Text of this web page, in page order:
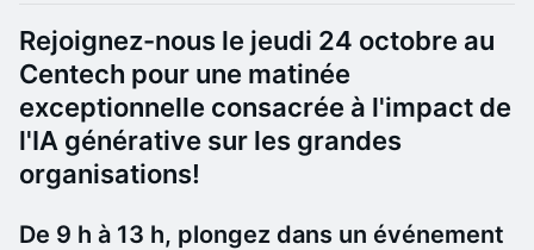
Rejoignez-nous le jeudi 24 octobre au
Centech pour une matinée
exceptionnelle consacrée à l'impact de
l'IA générative sur les grandes
organisations!
De 9 h à 13 h, plongez dans un événement